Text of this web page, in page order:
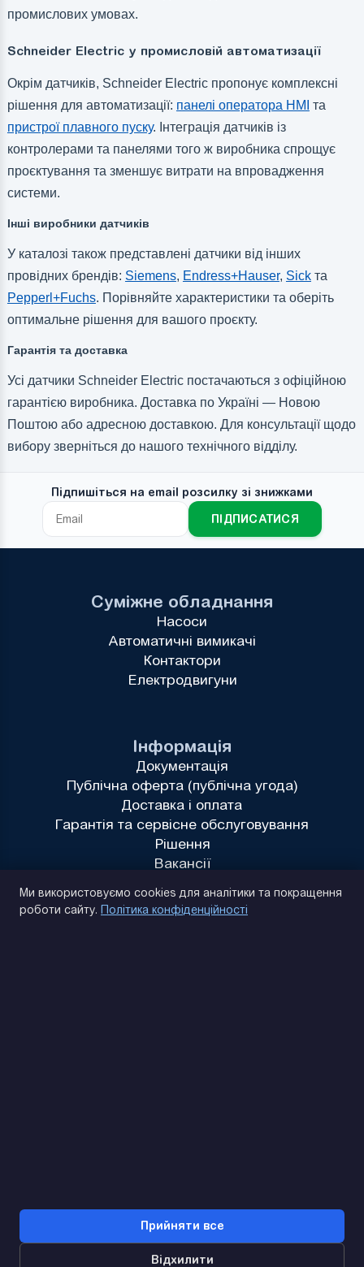
промислових умовах.
Schneider Electric у промисловій автоматизації
Окрім датчиків, Schneider Electric пропонує комплексні
рішення для автоматизації: панелі оператора HMI та
пристрої плавного пуску. Інтеграція датчиків із
контролерами та панелями того ж виробника спрощує
проєктування та зменшує витрати на впровадження
системи.
Інші виробники датчиків
У каталозі також представлені датчики від інших
провідних брендів: Siemens, Endress+Hauser, Sickта
Pepperl+Fuchs. Порівняйте характеристики та оберіть
оптимальне рішення для вашого проєкту.
Гарантія та доставка
Усі датчики Schneider Electric постачаються з офіційною
гарантією виробника. Доставка по Україні — Новою
Поштою або адресною доставкою. Для консультації щодо
вибору зверніться до нашого технічного відділу.
Підпишіться на email розсилку зі знижками
ПІДПИСАТИСЯ
Інформація
Документація
Публічна оферта (публічна угода)
Доставка і оплата
Гарантія та сервісне обслуговування
Рішення
Вакансії
Суміжне обладнання
Насоси
Автоматичні вимикачі
Контактори
Електродвигуни
Ми використовуємо cookies для аналітики та покращення
роботи сайту. Політика конфіденційності
Прийняти все
Відхилити